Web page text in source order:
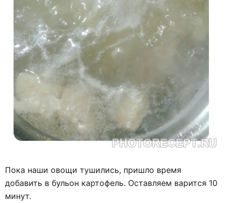
Пока наши овощи тушились, пришло время
добавить в бульон картофель. Оставляем варится 10
минут.